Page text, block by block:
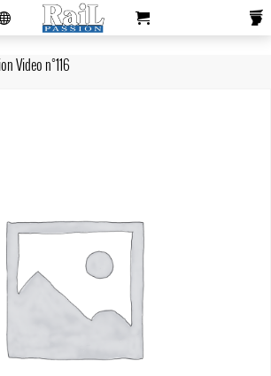
Video n°116